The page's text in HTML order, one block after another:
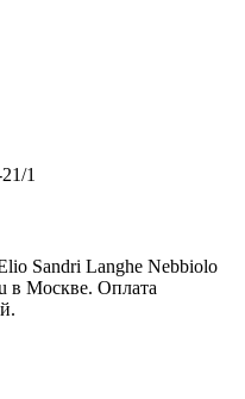
1
Sandri Langhe Nebbiolo
в Москве. Оплата